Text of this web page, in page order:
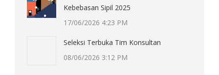
Kebebasan Sipil 2025
17/06/2026 4:23 PM
Seleksi Terbuka Tim Konsultan
08/06/2026 3:12 PM